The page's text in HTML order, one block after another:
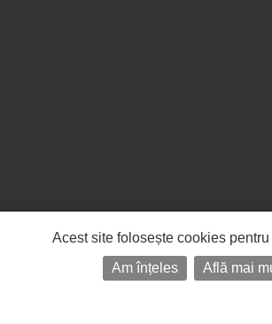
Acest site folosește cookies
Am înțeles
Află mai